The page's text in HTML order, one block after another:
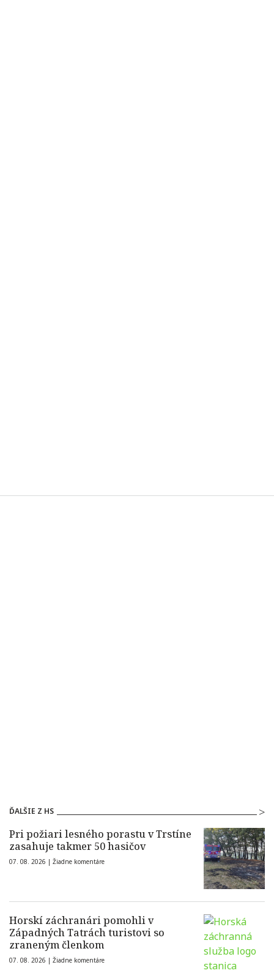
ĎALŠIE Z HS
Pri požiari lesného porastu v Trstíne
zasahuje takmer 50 hasičov
07. 08. 2026 | Žiadne komentáre
Horskí záchranári pomohli v
Západných Tatrách turistovi so
zraneným členkom
07. 08. 2026 | Žiadne komentáre